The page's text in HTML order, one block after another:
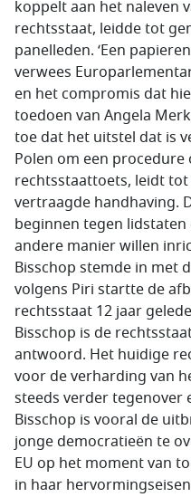
koppelt aan het naleven
rechtsstaat, leidde tot
panelleden. ‘Een
verwees
en het compromis dat
toedoen van Angela
toe dat het uitstel dat is
Polen om een
rechtsstaattoets, leidt
vertraagde handhaving.
beginnen tegen
andere manier willen
Bisschop stemde in met
volgens Piri startte de
rechtsstaat 12 jaar
Bisschop is de
antwoord. Het huidige
voor de verharding van
steeds verder tegenover
Bisschop is vooral de
jonge democratieën te
EU op het moment van
in haar